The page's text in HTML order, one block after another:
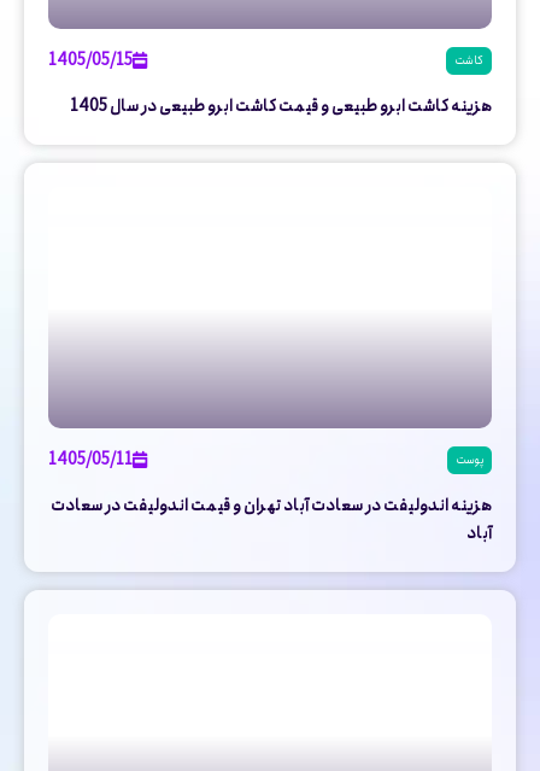
کاشت
1405/05/15
هزینه کاشت ابرو طبیعی و قیمت کاشت ابرو طبیعی در سال 1405
پوست
1405/05/11
هزینه اندولیفت در سعادت آباد تهران و قیمت اندولیفت در سعادت
آباد